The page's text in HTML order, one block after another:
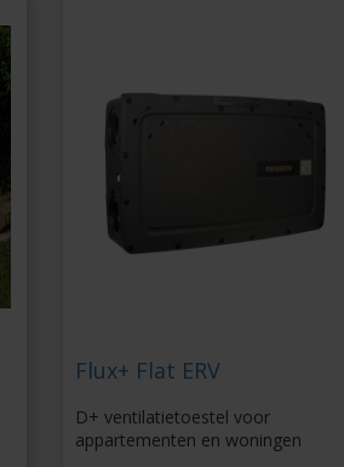
Flux+ Flat ERV
D+ ventilatietoestel voor
appartementen en woningen